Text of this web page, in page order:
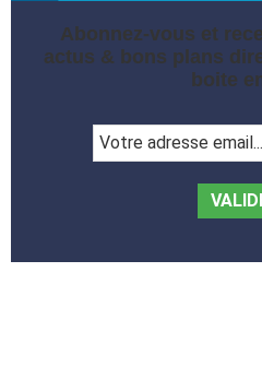
Abonnez-vous et
actus & bons plans
boite
adresse